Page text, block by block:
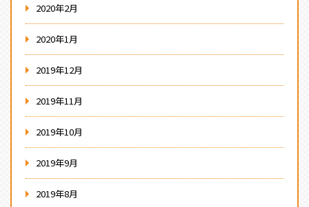
2020年2月
2020年1月
2019年12月
2019年11月
2019年10月
2019年9月
2019年8月